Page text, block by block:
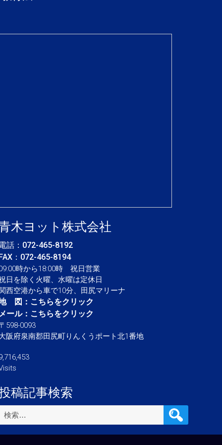
木ヨット株式会社
話： 072-465-8192
：072-465-8194
時から18:00時 祝日営業
日を除く火曜、水曜は定休日
西空港から車で10分、田尻マリーナ
図： こちらをクリック
ール： こちらをクリック
598-0093
阪府泉南郡田尻町りんくうポート北1番地
稿記事検索
: